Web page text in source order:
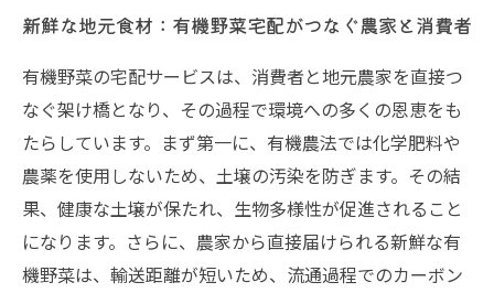
新鮮な地元食材：有機野菜宅配がつなぐ農家と消費者
有機野菜の宅配サービスは、消費者と地元農家を直接つ
なぐ架け橋となり、その過程で環境への多くの恩恵をも
たらしています。まず第一に、有機農法では化学肥料や
農薬を使用しないため、土壌の汚染を防ぎます。その結
果、健康な土壌が保たれ、生物多様性が促進されること
になります。さらに、農家から直接届けられる新鮮な有
機野菜は、輸送距離が短いため、流通過程でのカーボン